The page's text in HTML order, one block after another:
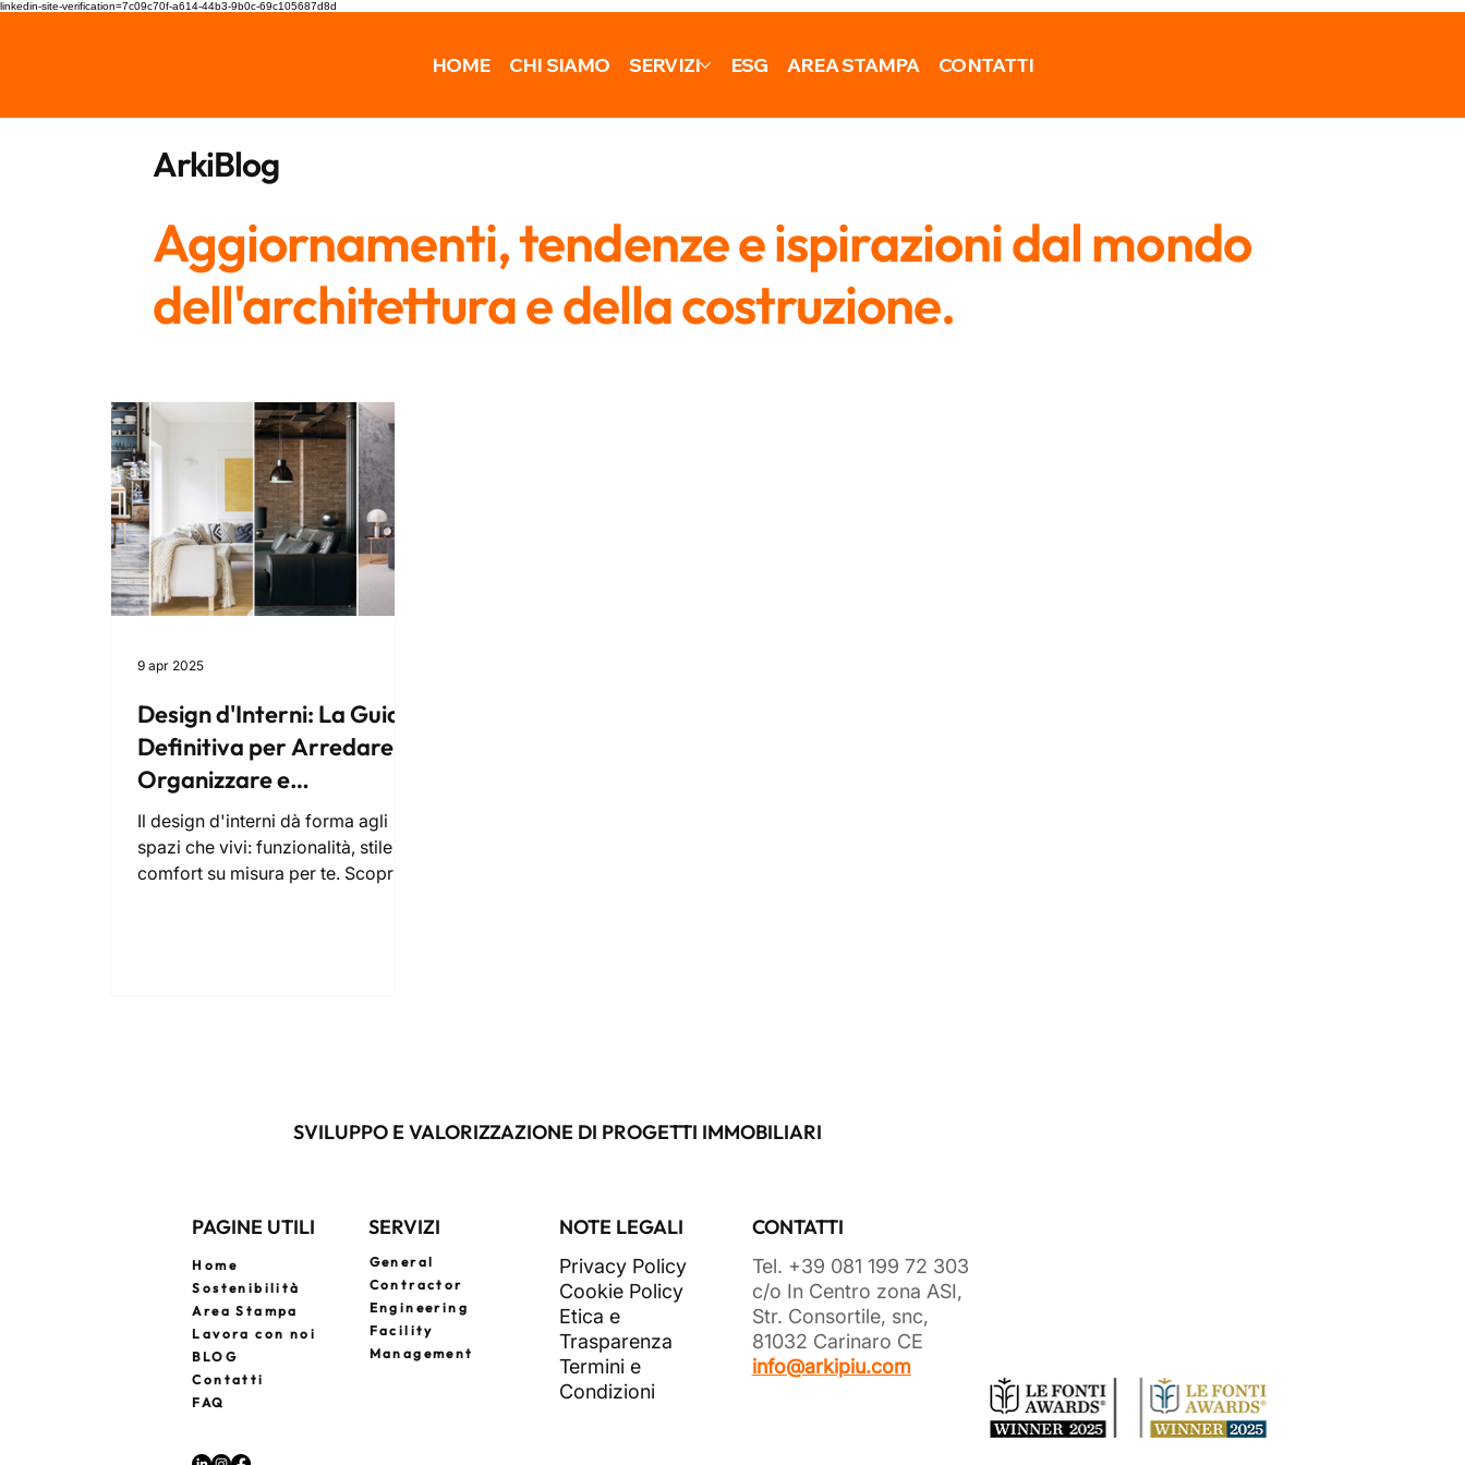
linkedin-site-verification=7c09c70f-a614-44b3-9b0c-69c105687d8d
HOME CHI SIAMO SERVIZI ESG AREA STAMPA CONTATTI
ArkiBlog
Aggiornamenti, tendenze e ispirazioni dal mondo
dell'architettura e della costruzione.
Design d'Interni: La Guida
Definitiva per Arredare,
Organizzare e
Ristrutturare la Tua Casa
Il design d'interni dà forma agli
spazi che vivi: funzionalità, stile e
comfort su misura per te. Scopri
9 apr 2025
SVILUPPO E VALORIZZAZIONE DI PROGETTI IMMOBILIARI
PAGINE UTILI
Home
Sostenibilità
Area Stampa
Lavora con noi
BLOG
Contatti
FAQ
SERVIZI
General
Contractor
Engineering
Facility
Management
NOTE LEGALI
Privacy Policy
Cookie Policy
Etica e
Trasparenza
Termini e
Condizioni
CONTATTI
Tel. +39 081 199 72 303
c/o In Centro zona ASI,
Str. Consortile, snc,
81032 Carinaro CE
info@arkipiu.com